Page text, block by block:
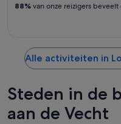
88% van onze reizigers beveelt
Alle activiteiten in
Steden in de
aan de Vecht